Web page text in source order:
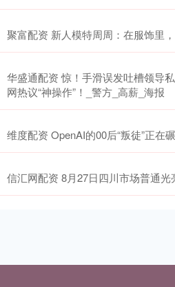
聚富配资 新人模特周周：在服饰里
华盛通配资 惊！手滑误发吐槽领导
网热议“神操作”！_警方_高薪_海报
维度配资 OpenAI的00后“叛徒”正在
信汇网配资 8月27日四川市场普通光